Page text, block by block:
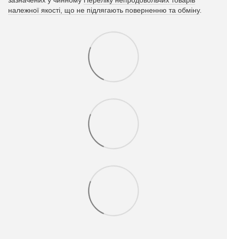
належної якості, що не підлягають поверненню та обміну.